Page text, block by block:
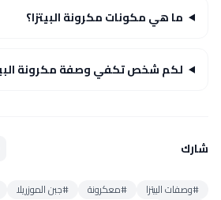
ما هي مكونات مكرونة البيتزا؟
لكم شخص تكفي وصفة مكرونة
شارك
#وصفات البيتزا #معكرونة #جبن الموزريلا